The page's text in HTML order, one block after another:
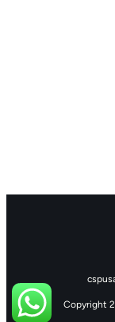
Copyright